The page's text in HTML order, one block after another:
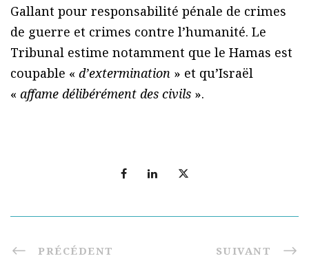
Gallant pour responsabilité pénale de crimes
de guerre et crimes contre l’humanité. Le
Tribunal estime notamment que le Hamas est
coupable « d’extermination » et qu’Israël
« affame délibérément des civils ».
PRÉCÉDENT SUIVANT